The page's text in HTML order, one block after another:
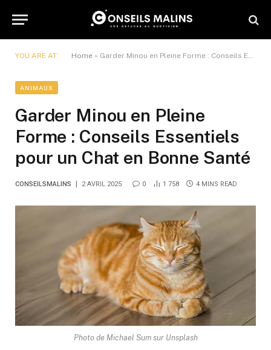
YOU ARE AT: Home » Garder Minou en Pleine Forme : Conseils Essentiels pour un Chat en Bonne Santé
ANIMAUX
Garder Minou en Pleine
Forme : Conseils Essentiels
pour un Chat en Bonne Santé
CONSEILSMALINS 2 AVRIL 2025 0 1 758 4 MINS READ
Photo de Michael Sum sur Unsplash